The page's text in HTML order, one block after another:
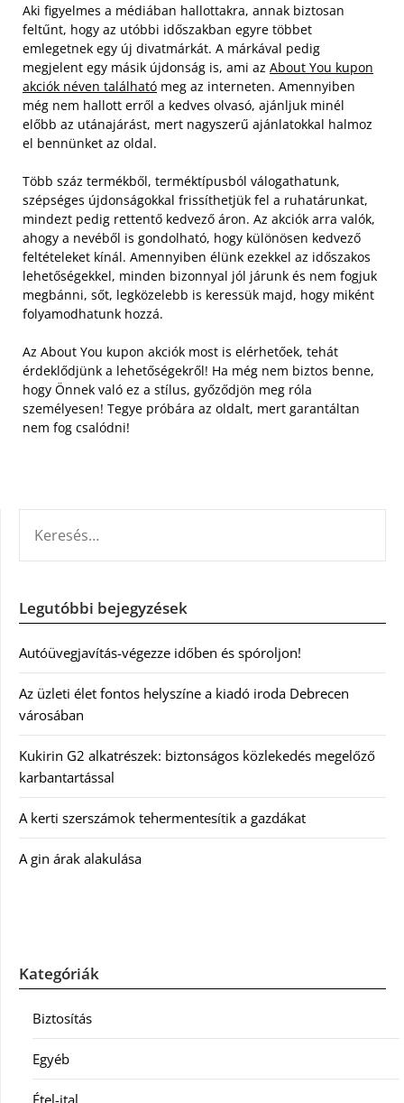
Aki figyelmes a médiában hallottakra, annak biztosan
feltűnt, hogy az utóbbi időszakban egyre többet
emlegetnek egy új divatmárkát. A márkával pedig
megjelent egy másik újdonság is, ami az About You kupon
akciók néven található meg az interneten. Amennyiben
még nem hallott erről a kedves olvasó, ajánljuk minél
előbb az utánajárást, mert nagyszerű ajánlatokkal halmoz
el bennünket az oldal.
Több száz termékből, terméktípusból válogathatunk,
szépséges újdonságokkal frissíthetjük fel a ruhatárunkat,
mindezt pedig rettentő kedvező áron. Az akciók arra valók,
ahogy a nevéből is gondolható, hogy különösen kedvező
feltételeket kínál. Amennyiben élünk ezekkel az időszakos
lehetőségekkel, minden bizonnyal jól járunk és nem fogjuk
megbánni, sőt, legközelebb is keressük majd, hogy miként
folyamodhatunk hozzá.
Az About You kupon akciók most is elérhetőek, tehát
érdeklődjünk a lehetőségekről! Ha még nem biztos benne,
hogy Önnek való ez a stílus, győződjön meg róla
személyesen! Tegye próbára az oldalt, mert garantáltan
nem fog csalódni!
Legutóbbi bejegyzések
Autóüvegjavítás-végezze időben és spóroljon!
Az üzleti élet fontos helyszíne a kiadó iroda Debrecen
városában
Kukirin G2 alkatrészek: biztonságos közlekedés megelőző
karbantartással
A kerti szerszámok tehermentesítik a gazdákat
A gin árak alakulása
Kategóriák
Biztosítás
Egyéb
Étel-ital